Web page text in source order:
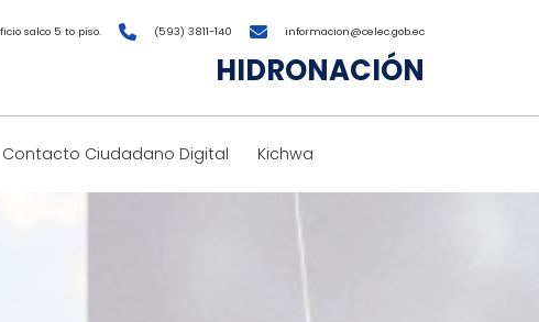
salco 5 to piso. (593) 3811-140 informacion@celec.gob.ec
HIDRONACIÓN
Contacto Ciudadano Digital Kichwa